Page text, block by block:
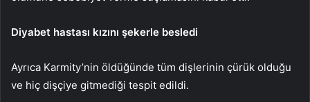
Diyabet hastası kızını şekerle besledi
Ayrıca Karmity’nin öldüğünde tüm dişlerinin çürük olduğu
ve hiç dişçiye gitmediği tespit edildi.